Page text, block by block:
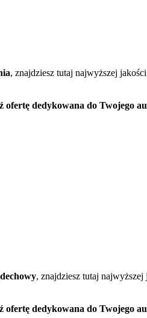
, znajdziesz tutaj najwyższej
ofertę dedykowana do Twojego
, znajdziesz tutaj najwyższej
ofertę dedykowana do Twojego